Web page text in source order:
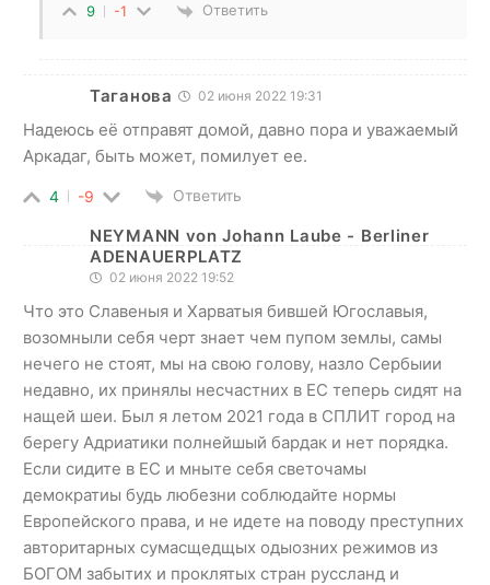
9 -1 Ответить
Таганова 02 июня 2022 19:31
Надеюсь её отправят домой, давно пора и уважаемый
Аркадаг, быть может, помилует ее.
4 -9 Ответить
NEYMANN von Johann Laube - Berliner
ADENAUERPLATZ
02 июня 2022 19:52
Что это Славеныя и Харватыя бившей Югославыя,
возомныли себя черт знает чем пупом землы, самы
нечего не стоят, мы на свою голову, назло Сербыии
недавно, их принялы несчастних в ЕС теперь сидят на
нащей шеи. Был я летом 2021 года в СПЛИТ город на
берегу Адриатики полнейшый бардак и нет порядка.
Если сидите в ЕС и мныте себя светочамы
демократиы будь любезни соблюдайте нормы
Европейского права, и не идете на поводу преступних
авторитарных сумасщедщых одыозних режимов из
БОГОМ забытих и проклятых стран руссланд и